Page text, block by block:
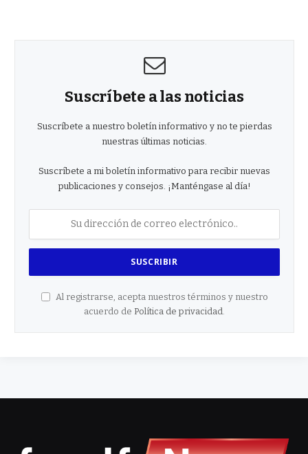
Suscríbete a las noticias
Suscríbete a nuestro boletín informativo y no te pierdas
nuestras últimas noticias.
Suscríbete a mi boletín informativo para recibir nuevas
publicaciones y consejos. ¡Manténgase al día!
Al registrarse, acepta nuestros términos y nuestro
acuerdo de Política de privacidad